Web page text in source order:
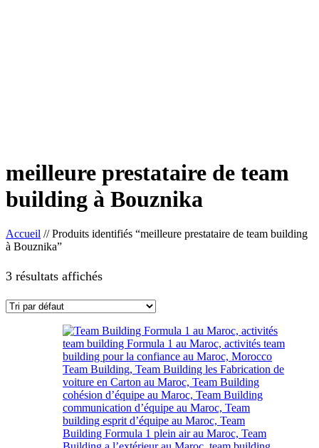
meilleure prestataire de team
building à Bouznika
Accueil //Produits identifiés “meilleure prestataire de team building
à Bouznika”
3 résultats affichés